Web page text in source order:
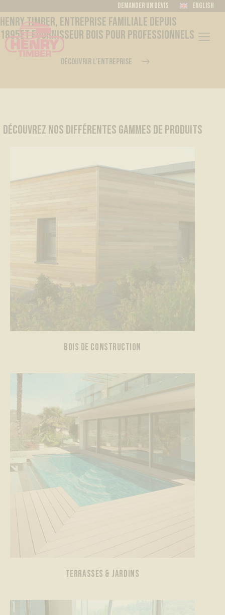
Demander un devis English
HENRY TIMBER, ENTREPRISE FAMILIALE DEPUIS
1895ET FOURNISSEUR BOIS POUR PROFESSIONNELS
DÉCOUVRIR L'ENTREPRISE
DÉCOUVREZ NOS DIFFÉRENTES GAMMES DE PRODUITS
BOIS DE CONSTRUCTION
TERRASSES & JARDINS